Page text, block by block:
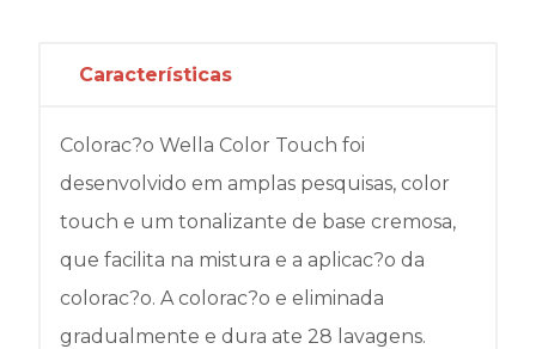
Características
Colorac?o Wella Color Touch foi
desenvolvido em amplas pesquisas, color
touch e um tonalizante de base cremosa,
que facilita na mistura e a aplicac?o da
colorac?o. A colorac?o e eliminada
gradualmente e dura ate 28 lavagens.